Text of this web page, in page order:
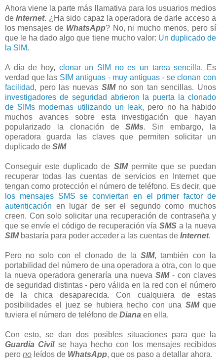
Ahora viene la parte más llamativa para los usuarios medios
deInternet. ¿Ha sido capaz la operadora de darle acceso a
los mensajes de WhatsApp? No, ni mucho menos, pero sí
que le ha dado algo que tiene mucho valor: Un duplicado de
la SIM.
A día de hoy, clonar un SIM no es un tarea sencilla. Es
verdad que las SIM antiguas - muy antiguas - se clonan con
facilidad, pero las nuevas SIMno son tan sencillas. Unos
investigadores de seguridad abrieron la puerta la clonado
de SIMs modernas utilizando un leak, pero no ha habido
muchos avances sobre esta investigación que hayan
popularizado la clonación deSIMs. Sin embargo, la
operadora guarda las claves que permiten solicitar un
duplicado de SIM
Conseguir este duplicado de SIMpermite que se puedan
recuperar todas las cuentas de servicios en Internet que
tengan como protección el número de teléfono. Es decir, que
los mensajes SMS se conviertan en el primer factor de
autenticación en lugar de ser el segundo como muchos
creen. Con solo solicitar una recuperación de contraseña y
que se envíe el código de recuperación víaSMS a la nueva
SIMbastaría para poder acceder a las cuentas de Internet.
Pero no solo con el clonado de laSIM, también con la
portabilidad del número de una operadora a otra, con lo que
la nueva operadora generaría una nueva SIM- con claves
de seguridad distintas - pero válida en la red con el número
de la chica desaparecida. Con cualquiera de estas
posibilidades el juez se hubiera hecho con una SIMque
tuviera el número de teléfono de Diana en ella.
Con esto, se dan dos posibles situaciones para que la
Guardia Civilse haya hecho con los mensajes recibidos
pero no leídos de WhatsApp, que os paso a detallar ahora.